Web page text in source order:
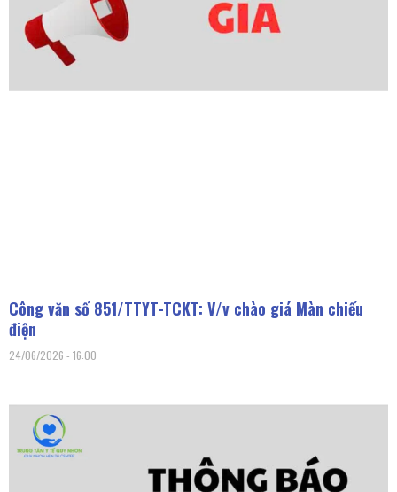
Công văn số 851/TTYT-TCKT: V/v chào giá Màn chiếu
điện
24/06/2026 16:00